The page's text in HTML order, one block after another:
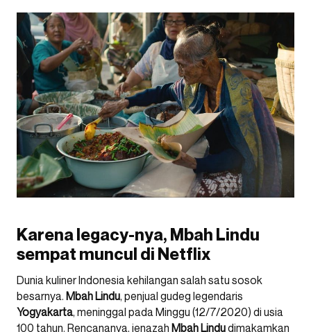
Karena legacy-nya, Mbah Lindu
sempat muncul di Netflix
Dunia kuliner Indonesia kehilangan salah satu sosok
besarnya. MbahLindu, penjual gudeg legendaris
Yogyakarta, meninggal pada Minggu (12/7/2020) di usia
100 tahun. Rencananya, jenazah MbahLindudimakamkan